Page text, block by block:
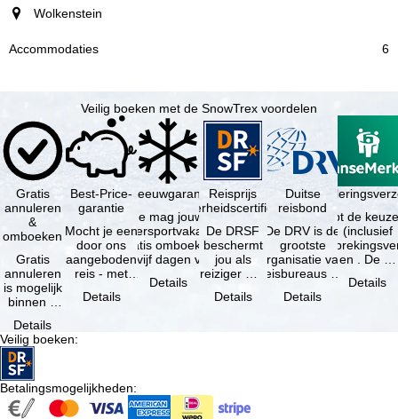
Wolkenstein
6
Veilig boeken met de SnowTrex voordelen
Gratis
annuleren
&
omboeken
Gratis
annuleren
is mogelijk
binnen 5
de
boeking,
als jouw
vakantie …
Details
Best-Price-
garantie
Mocht je een
door ons
aangeboden
reis - met
beschikbaarheid
Details
Sneeuwgarantie
Je mag jouw
wintersportvakantie
gratis omboeken
als vijf dagen voor
Details
Reisprijs
zekerheidscertificaat
De DRSF
beschermt
jou als
reiziger met
pakketreis
Details
Duitse
reisbond
De DRV is de
grootste
organisatie van
reisbureaus en
in Duitsland. …
Details
Je hebt de
(inclusief
en . De …
Details
Veilig boeken:
Betalingsmogelijkheden: